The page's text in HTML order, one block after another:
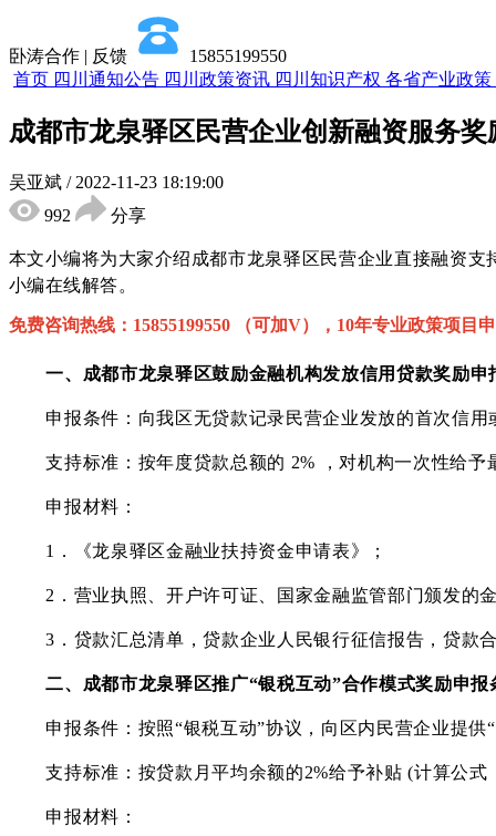
卧涛合作 | 反馈
15855199550
首页 四川通知公告 四川政策资讯 四川知识产权 各省产业政策
成都市龙泉驿区民营企业创新融资服务
吴亚斌 / 2022-11-23 18:19:00
992
分享
本文小编将为大家介绍 成都市龙泉驿区民营企业直接融资支
小编在线解答。
免费咨询热线： 15855199550 （可加V），10年专业政策项目
一、 成都市龙泉驿区鼓励金融机构发放信用贷款奖励申
申报条件：向我区无贷款记录民营企业发放的首次信用
支持标准：按年度贷款总额的 2% ，对机构一次性给予
申报材料：
1．《龙泉驿区金融业扶持资金申请表》；
2．营业执照、开户许可证、国家金融监管部门颁发的
3．贷款汇总清单，贷款企业人民银行征信报告，贷款
二、成都市龙泉驿区推广“银税互动”合作模式奖励申报
申报条件：按照“银税互动”协议，向区内民营企业提供“
支持标准：按贷款月平均余额的2%给予补贴 (计算公式
申报材料：